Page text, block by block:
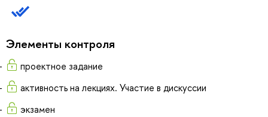
Элементы контроля
проектное задание
активность на лекциях. Участие в дискуссии
экзамен